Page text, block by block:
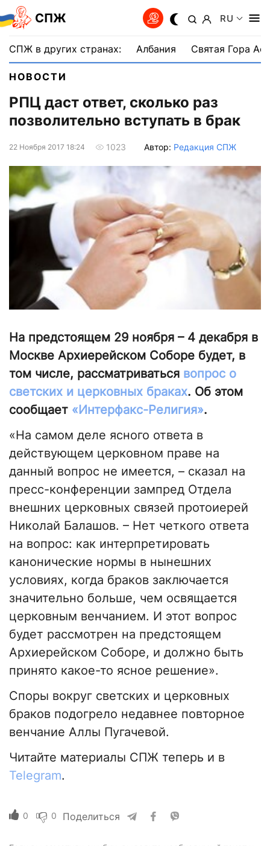
СПЖ RU
СПЖ в других странах: Албания Святая Гора
НОВОСТИ
РПЦ даст ответ, сколько раз
позволительно вступать в брак
22 Ноября 2017 18:24 1023 Автор: Редакция СПЖ
На предстоящем 29 ноября – 4 декабря в
Москве Архиерейском Соборе будет, в
том числе, рассматриваться вопрос о
светских и церковных браках. Об этом
сообщает «Интерфакс-Религия».
«На самом деле ясного ответа в
действующем церковном праве на
данный вопрос не имеется, – сказал на
пресс-конференции зампред Отдела
внешних церковных связей протоиерей
Николай Балашов. – Нет четкого ответа
на вопрос: как интерпретировать
канонические нормы в нынешних
условиях, когда браков заключается
значительно больше, чем освящается
церковным венчанием. И этот вопрос
будет рассмотрен на предстоящем
Архиерейском Соборе, и должно быть
принято какое-то ясное решение».
Споры вокруг светских и церковных
браков подогрело недавнее повторное
венчание Аллы Пугачевой.
Читайте материалы СПЖ теперь и в
Telegram.
0 0 Поделиться